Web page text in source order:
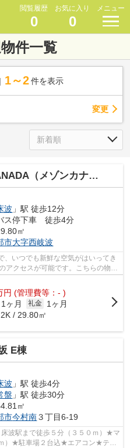
閲覧履歴
0
お気に入り
0
メニュー
件一覧
1～2 件を表示
変更
（メゾンカナダ）
波 」駅 徒歩12分
ス停下車 徒歩4分
㎡
市大字西岐波
いつでも新鮮な空気がはいってき
アクセスが可能です。こちらの物件
円 (管理費等：- )
1ヶ月 礼金
1ヶ月
/ 29.80㎡
E棟
波 」駅 徒歩4分
盤 」駅 徒歩30分
㎡
市今村南３丁目6-19
波駅まで徒歩５分（３５０ｍ）★マ
）★駐車場２台込★エアコン★テレ